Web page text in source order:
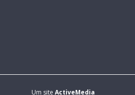
Um site ActiveMedia